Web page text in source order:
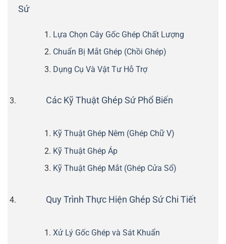
Sứ
Lựa Chọn Cây Gốc Ghép Chất Lượng
Chuẩn Bị Mắt Ghép (Chồi Ghép)
Dụng Cụ Và Vật Tư Hỗ Trợ
Các Kỹ Thuật Ghép Sứ Phổ Biến
Kỹ Thuật Ghép Nêm (Ghép Chữ V)
Kỹ Thuật Ghép Áp
Kỹ Thuật Ghép Mắt (Ghép Cửa Sổ)
Quy Trình Thực Hiện Ghép Sứ Chi Tiết
Xử Lý Gốc Ghép và Sát Khuẩn